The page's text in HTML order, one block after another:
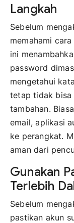
Langkah
Sebelum
memahami
ini
password
mengetahui
tetap tidak bisa
tambahan.
email, aplikasi
ke perangkat.
aman dari
Gunakan
Terlebih
Sebelum
pastikan akun